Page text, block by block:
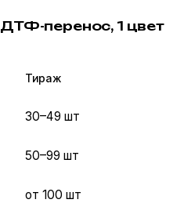
ДТФ-перенос, 1 цвет
Тираж
30–49 шт
50–99 шт
от 100 шт